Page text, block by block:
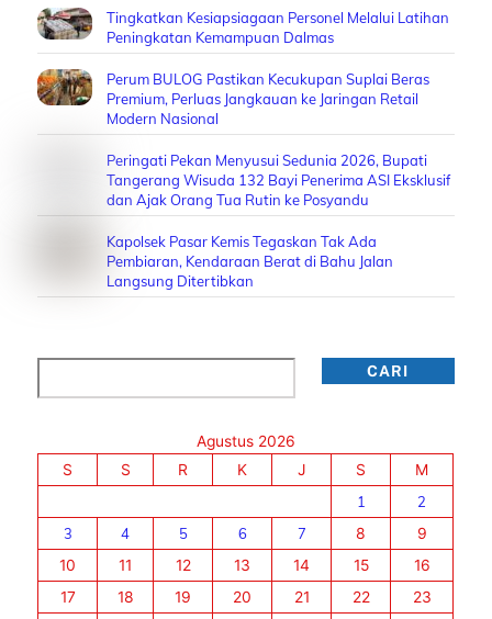
Tingkatkan Kesiapsiagaan Personel Melalui Latihan
Peningkatan Kemampuan Dalmas
Perum BULOG Pastikan Kecukupan Suplai Beras
Premium, Perluas Jangkauan ke Jaringan Retail
Modern Nasional
Peringati Pekan Menyusui Sedunia 2026, Bupati
Tangerang Wisuda 132 Bayi Penerima ASI Eksklusif
dan Ajak Orang Tua Rutin ke Posyandu
Kapolsek Pasar Kemis Tegaskan Tak Ada
Pembiaran, Kendaraan Berat di Bahu Jalan
Langsung Ditertibkan
CARI
Agustus 2026
S
S R K J S
M
1
2
3
4 5 6 7 8
9
10
11 12 13 14 15
16
17
18 19 20 21 22
23